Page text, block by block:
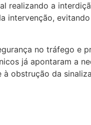
realizando a
intervenção,
no tráfego e
já apontaram a
obstrução da